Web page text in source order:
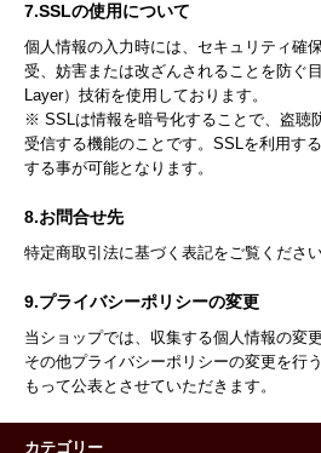
7.SSLの使用について
個人情報の入力時には、セキュリティ確
受、妨害または改ざんされることを防ぐ
Layer）技術を使用しております。
※ SSLは情報を暗号化することで、盗聴
受信する機能のことです。SSLを利用す
する事が可能となります。
8.お問合せ先
特定商取引法に基づく表記をご覧ください
9.プライバシーポリシーの変更
当ショップでは、収集する個人情報の変
その他プライバシーポリシーの変更を行
もって公表とさせていただきます。
カテゴリー